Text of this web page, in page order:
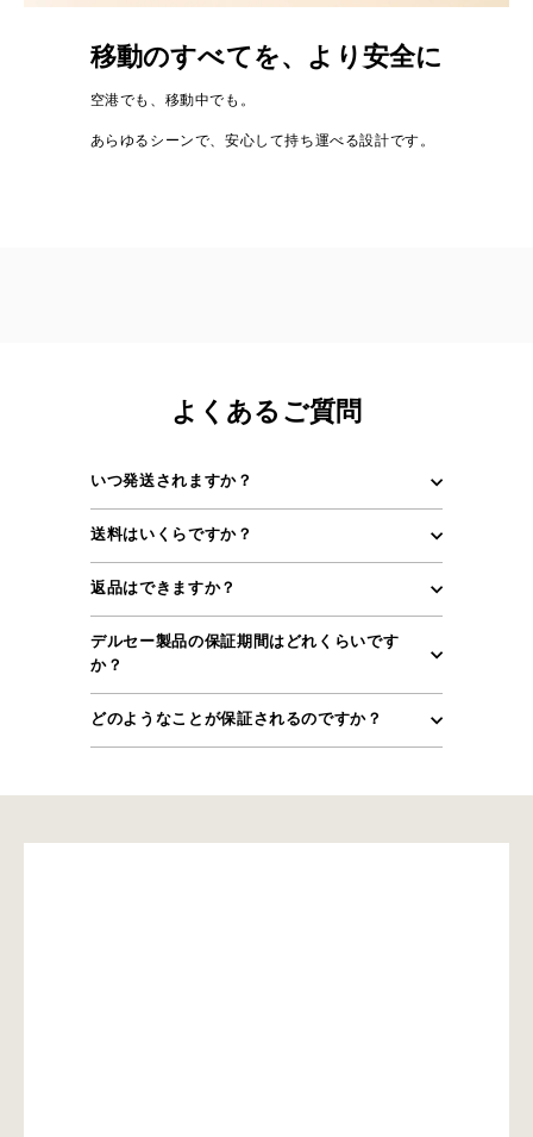
移動のすべてを、より安全に
空港でも、移動中でも。
あらゆるシーンで、安心して持ち運べる設計です。
よくあるご質問
いつ発送されますか？
送料はいくらですか？
返品はできますか？
デルセー製品の保証期間はどれくらいです
か？
どのようなことが保証されるのですか？